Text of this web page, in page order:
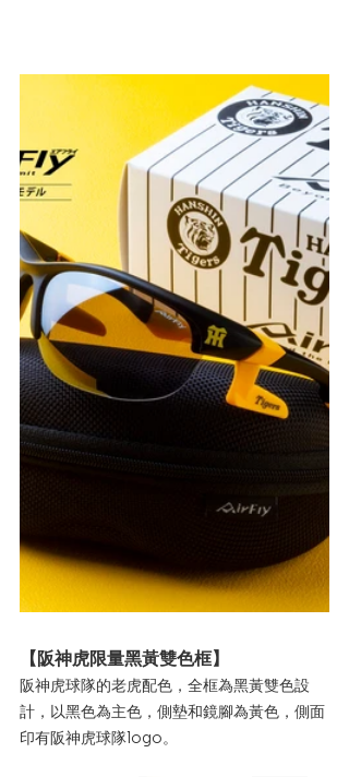
【阪神虎限量黑黃雙色框】
阪神虎球隊的老虎配色，全框為黑黃雙色設
計，以黑色為主色，側墊和鏡腳為黃色，側面
印有阪神虎球隊logo。